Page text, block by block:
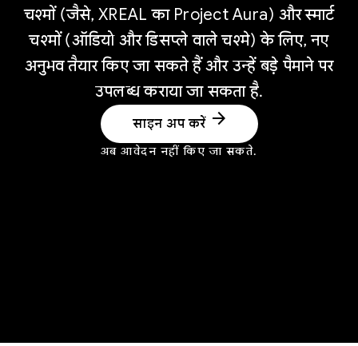
चश्मों (जैसे, XREAL का Project Aura) और स्मार्ट
चश्मों (ऑडियो और डिसप्ले वाले चश्मे) के लिए, नए
अनुभव तैयार किए जा सकते हैं और उन्हें बड़े पैमाने पर
उपलब्ध कराया जा सकता है.
साइन अप करें arrow_forward
अब आवेदन नहीं किए जा सकते.